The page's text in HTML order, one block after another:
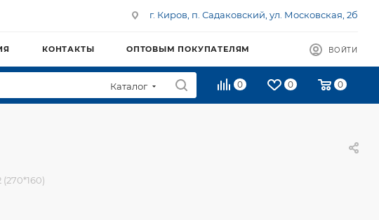
г. Киров, п. Садаковский, ул. Московская, 2б
КОНТАКТЫ ОПТОВЫМ ПОКУПАТЕЛЯМ ВОЙТИ
Каталог 0 0 0